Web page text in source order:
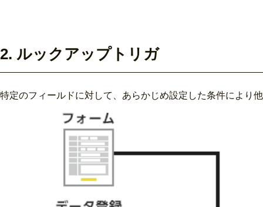
2. ルックアップトリガ
特定のフィールドに対して、あらかじめ設定した条件により